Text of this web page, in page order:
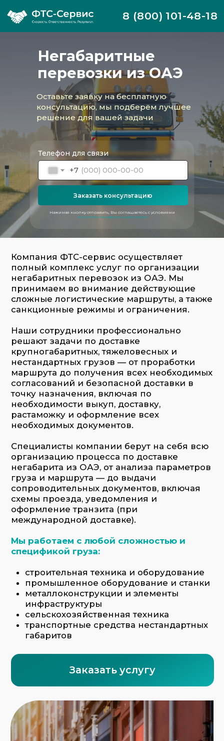
8 (800) 101-48-18
Нажимая кнопку отправить, Вы соглашаетесь с условиями
политики конфиденциальности
Телефон для связи
+7
Заказать консультацию
Негабаритные
перевозки из ОАЭ
Оставьте заявку на бесплатную
консультацию, мы подберём лучшее
решение для вашей задачи
Заказать услугу
Компания ФТС-сервис осуществляет
полный комплекс услуг по организации
негабаритных перевозок из ОАЭ. Мы
принимаем во внимание действующие
сложные логистические маршруты, а также
санкционные режимы и ограничения.
Наши сотрудники профессионально
нестандартных грузов — от проработки
маршрута до получения всех необходимых
согласований и безопасной доставки в
точку назначения, включая по
необходимости выкуп, доставку,
растаможку и оформление всех
необходимых документов.
организацию процесса по доставке
негабарита из ОАЭ, от анализа параметров
груза и маршрута — до выдачи
сопроводительных документов, включая
схемы проезда, уведомления и
оформление транзита (при
международной доставке).
Мы работаем с любой сложностью и
спецификой груза:
строительная техника и оборудование
промышленное оборудование и станки
металлоконструкции и элементы
инфраструктуры
транспортные средства нестандартных
габаритов
Получаем все разрешения от ГИБДД,
Разрабатываем маршрут с учётом всех
грузоподъёмность дорог